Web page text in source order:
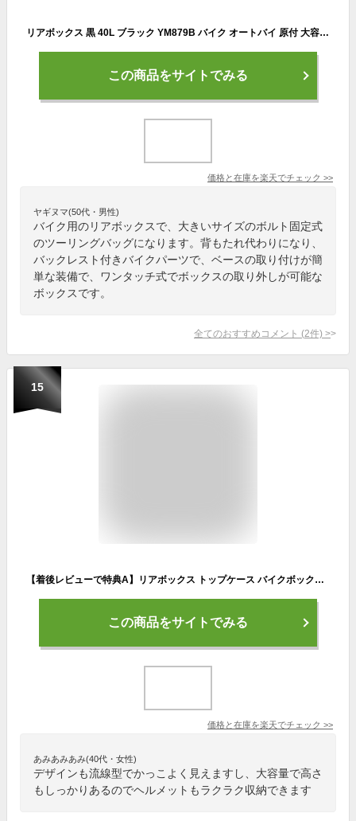
リアボックス 黒 40L ブラック YM879B バイク オートバイ 原付 大容量 通勤 通学 トップケース ツーリングバッグ バックレスト付 背もたれ ボルト固定式 バイクパーツセンター
この商品をサイトでみる
価格と在庫を楽天でチェック >>
ヤギヌマ(50代・男性)
バイク用のリアボックスで、大きいサイズのボルト固定式
のツーリングバッグになります。背もたれ代わりになり、
バックレスト付きバイクパーツで、ベースの取り付けが簡
単な装備で、ワンタッチ式でボックスの取り外しが可能な
ボックスです。
全てのおすすめコメント (2件) >
15
【着後レビューで特典A】リアボックス トップケース バイクボックス バイクケース 収納 ブラック 黒 簡単装着 鍵付き 送料無料 ###バイクボックスA08黒###
この商品をサイトでみる
価格と在庫を楽天でチェック >>
あみあみあみ(40代・女性)
デザインも流線型でかっこよく見えますし、大容量で高さ
もしっかりあるのでヘルメットもラクラク収納できます